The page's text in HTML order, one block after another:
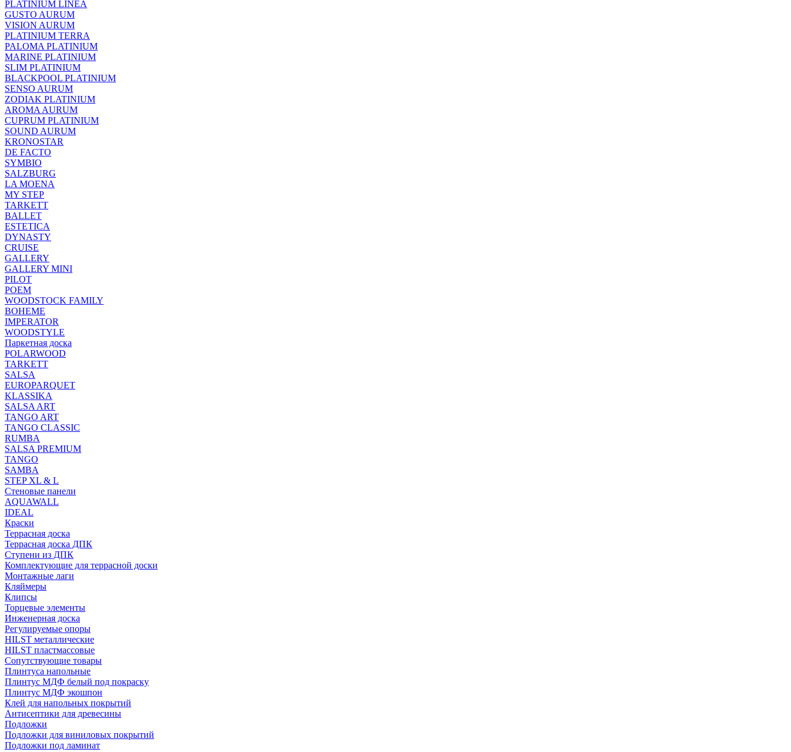
PLATINIUM LINEA
GUSTO AURUM
VISION AURUM
PLATINIUM TERRA
PALOMA PLATINIUM
MARINE PLATINIUM
SLIM PLATINIUM
BLACKPOOL PLATINIUM
SENSO AURUM
ZODIAK PLATINIUM
AROMA AURUM
CUPRUM PLATINIUM
SOUND AURUM
KRONOSTAR
DE FACTO
SYMBIO
SALZBURG
LA MOENA
MY STEP
TARKETT
BALLET
ESTETICA
DYNASTY
CRUISE
GALLERY
GALLERY MINI
PILOT
POEM
WOODSTOCK FAMILY
BOHEME
IMPERATOR
WOODSTYLE
Паркетная доска
POLARWOOD
TARKETT
SALSA
EUROPARQUET
KLASSIKA
SALSA ART
TANGO ART
TANGO CLASSIC
RUMBA
SALSA PREMIUM
TANGO
SAMBA
STEP XL & L
Стеновые панели
AQUAWALL
IDEAL
Краски
Террасная доска
Террасная доска ДПК
Ступени из ДПК
Комплектующие для террасной доски
Монтажные лаги
Кляймеры
Клипсы
Торцевые элементы
Инженерная доска
Регулируемые опоры
HILST металлические
HILST пластмассовые
Сопутствующие товары
Плинтуса напольные
Плинтус МДФ белый под покраску
Плинтус МДФ экошпон
Клей для напольных покрытий
Антисептики для древесины
Подложки
Подложки для виниловых покрытий
Подложки под ламинат